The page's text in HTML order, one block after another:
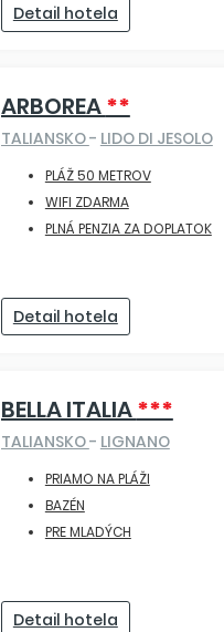
Detail hotela
ARBOREA**
TALIANSKO- LIDO DI JESOLO
PLÁŽ 50 METROV
WIFI ZDARMA
PLNÁ PENZIA ZA DOPLATOK
Detail hotela
BELLA ITALIA***
TALIANSKO- LIGNANO
PRIAMO NA PLÁŽI
BAZÉN
PRE MLADÝCH
Detail hotela